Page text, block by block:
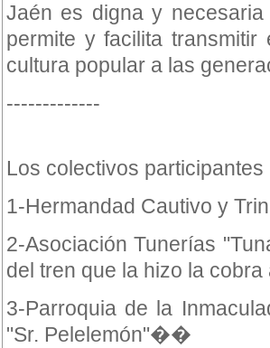
Jaén es digna y
permite y facilita
cultura popular a las
-------------
Los colectivos participantes
1-Hermandad Cautivo y
2-Asociación Tunerías
del tren que la hizo la cobra
3-Parroquia de la
"Sr. Pelelemón"��